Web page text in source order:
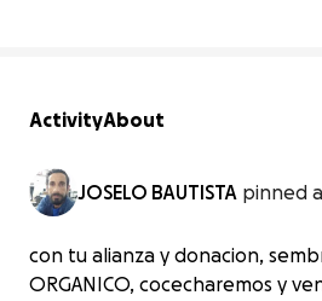
ActivityAbout
JOSELO BAUTISTA pinned
con tu alianza y donacion,
ORGANICO, cocecharemos y